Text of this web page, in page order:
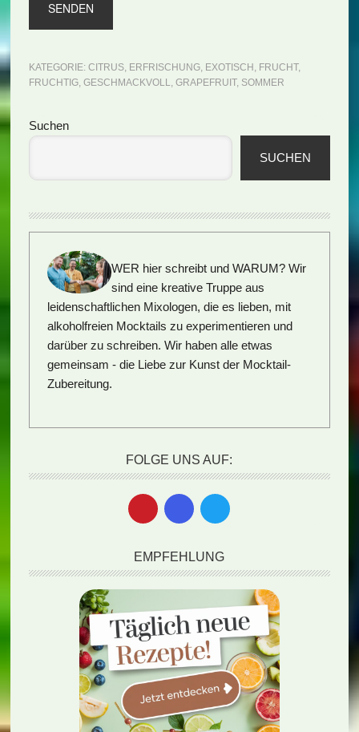
KATEGORIE: CITRUS, ERFRISCHUNG, EXOTISCH , FRUCHT,
FRUCHTIG, GESCHMACKVOLL, GRAPEFRUIT, SOMMER
Seitenspalte
Suchen
SUCHEN
WER hier schreibt und WARUM? Wir
sind eine kreative Truppe aus
leidenschaftlichen Mixologen, die es lieben, mit
alkoholfreien Mocktails zu experimentieren und
darüber zu schreiben. Wir haben alle etwas
gemeinsam - die Liebe zur Kunst der Mocktail-
Zubereitung.
FOLGE UNS AUF:
EMPFEHLUNG